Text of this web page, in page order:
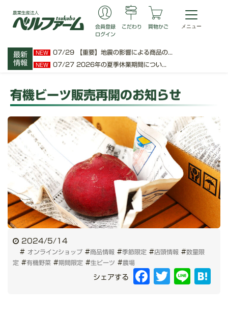
最新
情報
NEW 07/29 【重要】地震の影響による商品の...
NEW 07/27 2026年の夏季休業期間につい...
会員登録
ログイン
こだわり 買物かご
有機ビーツ販売再開のお知らせ
2024/5/14
# オンラインショップ #商品情報 #季節限定 #店頭情報 #数量限
定 #有機野菜 #期間限定 #生ビーツ #農場
シェアする Facebook
Twitter Line